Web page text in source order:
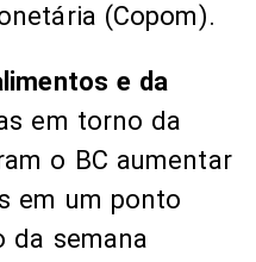
(Copom).
e da
em torno da
o BC aumentar
em um ponto
da semana